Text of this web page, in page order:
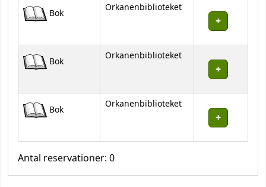
Bok Orkanenbiblioteket
Bok Orkanenbiblioteket
Bok Orkanenbiblioteket
Antal reservationer: 0